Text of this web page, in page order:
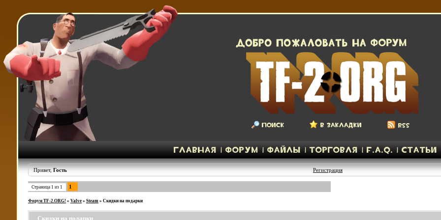
Привет,Гость Регистрация
Страница 1 из 1 1
Форум TF-2.ORG! » Valve » Steam » Скидки на подарки
Скидки на подарки